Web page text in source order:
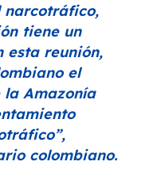
narcotráfico,
tiene un
esta reunión,
el
Amazonía
colombiano.